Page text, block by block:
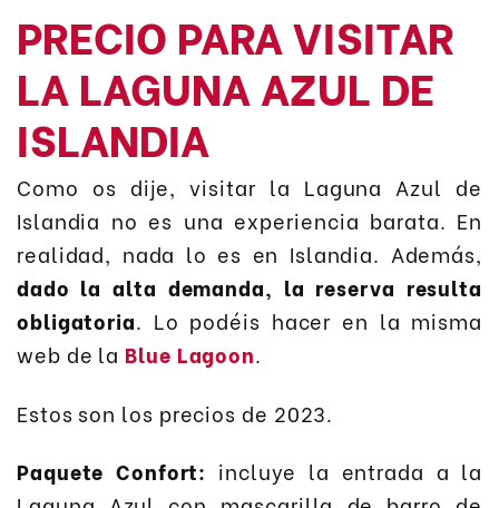
PRECIO PARA VISITAR
LA LAGUNA AZUL DE
ISLANDIA
Como os dije, visitar la Laguna Azul de
Islandia no es una experiencia barata. En
realidad, nada lo es en Islandia. Además,
dado la alta demanda, la reserva resulta
obligatoria. Lo podéis hacer en la misma
web de la Blue Lagoon.
Estos son los precios de 2023.
Paquete Confort: incluye la entrada a la